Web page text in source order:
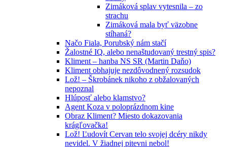
Zimáková splav vytesnila – zo
strachu
Zimáková mala byť väzobne
stíhaná?
Načo Fiala, Porubský nám stačí
Žalostné IQ, alebo nenaštudovaný trestný spis?
Kliment – hanba NS SR (Martin Daňo)
Kliment obhajuje nezdôvodnený rozsudok
Lož! – Škrobánek nikoho z obžalovaných
nepoznal
Hlúposť alebo klamstvo?
Agent Koza v poloprázdnom kine
Obraz Kliment? Miesto dokazovania
krágľovačka!
Lož! Ľudovít Cervan telo svojej dcéry nikdy
nevidel. V žiadnej pitevni nebol!